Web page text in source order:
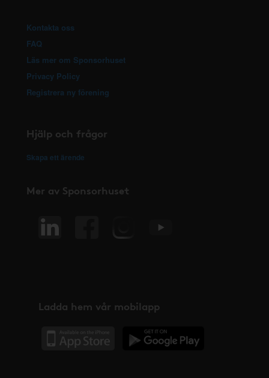
Kontakta oss
FAQ
Läs mer om Sponsorhuset
Privacy Policy
Registrera ny förening
Hjälp och frågor
Skapa ett ärende
Mer av Sponsorhuset
Ladda hem vår mobilapp